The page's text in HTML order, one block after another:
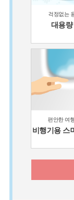
걱정없는
대용량
편안한 여
비행기용 스